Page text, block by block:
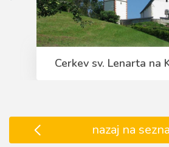
Cerkev sv. Lenarta na
nazaj na